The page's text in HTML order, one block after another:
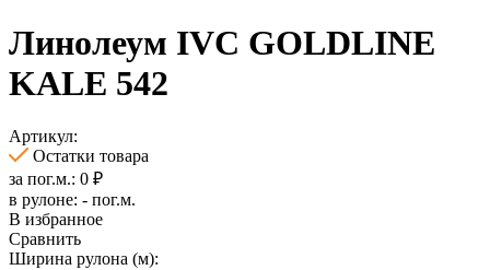
Линолеум IVC GOLDLINE
KALE 542
Артикул:
Остатки товара
за пог.м.: 0 ₽
в рулоне: - пог.м.
В избранное
Сравнить
Ширина рулона (м):